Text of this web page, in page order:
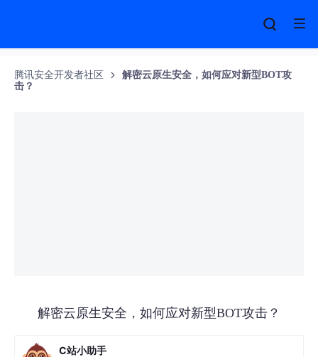
腾讯安全开发者社区
解密云原生安全，如何应对新型BOT攻
击？
解密云原生安全，如何应对新型BOT攻击？
C站小助手